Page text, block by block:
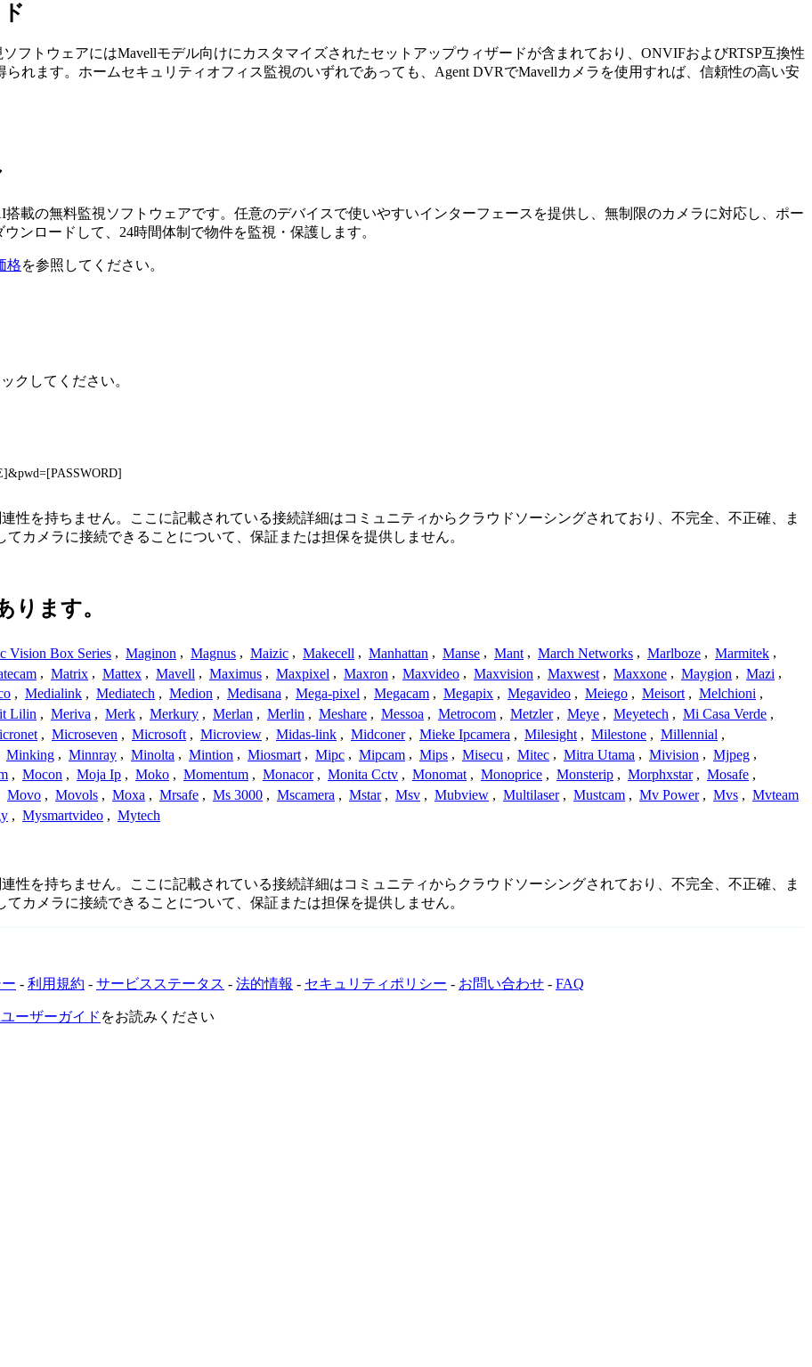
フトウェアにはMavellモデル向けにカスタマイズされたセットアップウィザードが含まれており、ONVIFおよびRTSP互換性
れます。ホームセキュリティオフィス監視のいずれであっても、Agent DVRでMavellカメラを使用すれば、信頼性の高い安
載の無料監視ソフトウェアです。任意のデバイスで使いやすいインターフェースを提供し、無制限のカメラに対応し、ポー
ンロードして、24時間体制で物件を監視・保護します。
格を参照してください。
クしてください。
性を持ちません。ここに記載されている接続詳細はコミュニティからクラウドソーシングされており、不完全、不正確、ま
カメラに接続できることについて、保証または担保を提供しません。
ります。
Vision Box Series , Maginon , Magnus , Maizic , Makecell , Manhattan , Manse , Mant , March Networks , Marlboze , Marmitek ,
, Matrix , Mattex , Mavell , Maximus , Maxpixel , Maxron , Maxvideo , Maxvision , Maxwest , Maxxone , Maygion , Mazi ,
, Medialink , Mediatech , Medion , Medisana , Mega-pixel , Megacam , Megapix , Megavideo , Meiego , Meisort , Melchioni ,
Lilin , Meriva , Merk , Merkury , Merlan , Merlin , Meshare , Messoa , Metrocom , Metzler , Meye , Meyetech , Mi Casa Verde ,
, Microseven , Microsoft , Microview , Midas-link , Midconer , Mieke Ipcamera , Milesight , Milestone , Millennial ,
Minking , Minnray , Minolta , Mintion , Miosmart , Mipc , Mipcam , Mips , Misecu , Mitec , Mitra Utama , Mivision , Mjpeg ,
, Mocon , Moja Ip , Moko , Momentum , Monacor , Monita Cctv , Monomat , Monoprice , Monsterip , Morphxstar , Mosafe ,
Movo , Movols , Moxa , Mrsafe , Ms 3000 , Mscamera , Mstar , Msv , Mubview , Multilaser , Mustcam , Mv Power , Mvs , Mvteam
, Mysmartvideo , Mytech
性を持ちません。ここに記載されている接続詳細はコミュニティからクラウドソーシングされており、不完全、不正確、ま
カメラに接続できることについて、保証または担保を提供しません。
- 利用規約 - サービスステータス - 法的情報 - セキュリティポリシー - お問い合わせ - FAQ
ーザーガイド をお読みください